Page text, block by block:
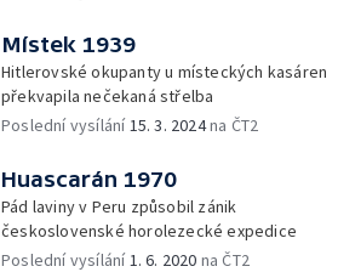
Místek 1939
Hitlerovské okupanty u místeckých kasáren
překvapila nečekaná střelba
Poslední vysílání15. 3. 2024na ČT2
Huascarán 1970
Pád laviny v Peru způsobil zánik
československé horolezecké expedice
Poslední vysílání1. 6. 2020 na ČT2